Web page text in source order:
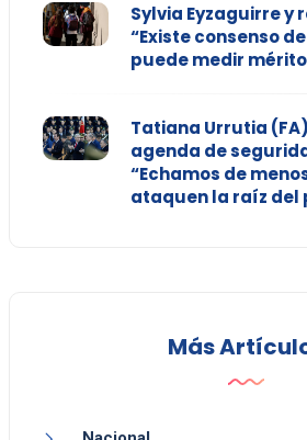
Sylvia Eyzaguirre y
“Existe consenso
puede medir
Tatiana Urrutia
agenda de
“Echamos de
ataquen la raíz del
Más